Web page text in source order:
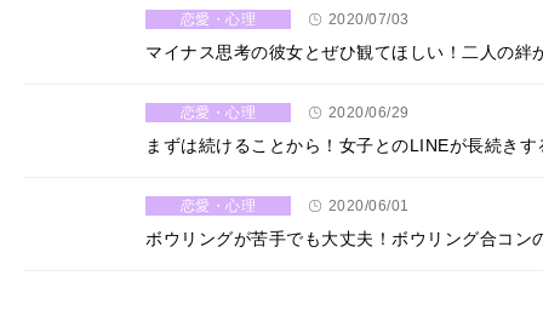
恋愛・心理 2020/07/03
マイナス思考の彼女とぜひ観てほしい！二人の絆
恋愛・心理 2020/06/29
まずは続けることから！女子とのLINEが長続きす
恋愛・心理 2020/06/01
ボウリングが苦手でも大丈夫！ボウリング合コン